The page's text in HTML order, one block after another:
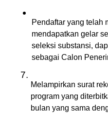
Pendaftar yang telah
mendapatkan gelar
seleksi substansi,
sebagai Calon
Melampirkan surat
program yang
bulan yang sama